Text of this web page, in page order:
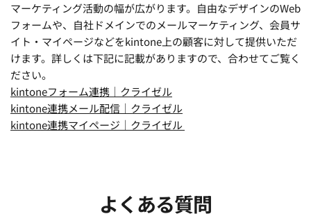
マーケティング活動の幅が広がります。自由なデザインのWeb
フォームや、自社ドメインでのメールマーケティング、会員サ
イト・マイページなどをkintone上の顧客に対して提供いただ
けます。詳しくは下記に記載がありますので、合わせてご覧く
ださい。
kintoneフォーム連携｜クライゼル
kintone連携メール配信｜クライゼル
kintone連携マイページ｜クライゼル
よくある質問